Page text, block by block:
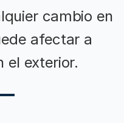
cambio en
afectar a
el exterior.